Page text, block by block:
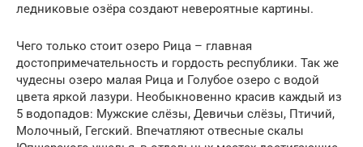
ледниковые озёра создают невероятные картины.
Чего только стоит озеро Рица – главная
достопримечательность и гордость республики. Так же
чудесны озеро малая Рица и Голубое озеро с водой
цвета яркой лазури. Необыкновенно красив каждый из
5 водопадов: Мужские слёзы, Девичьи слёзы, Птичий,
Молочный, Гегский. Впечатляют отвесные скалы